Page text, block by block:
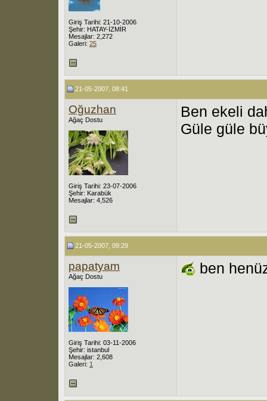
Giriş Tarihi: 21-10-2006
Şehir: HATAY-İZMİR
Mesajlar: 2,272
Galeri: 25
21-05-2007, 08:41
Oğuzhan
Ağaç Dostu
Giriş Tarihi: 23-07-2006
Şehir: Karabük
Mesajlar: 4,526
Ben ekeli
Güle güle
21-05-2007, 09:29
papatyam
Ağaç Dostu
Giriş Tarihi: 03-11-2006
Şehir: istanbul
Mesajlar: 2,608
Galeri: 1
ben